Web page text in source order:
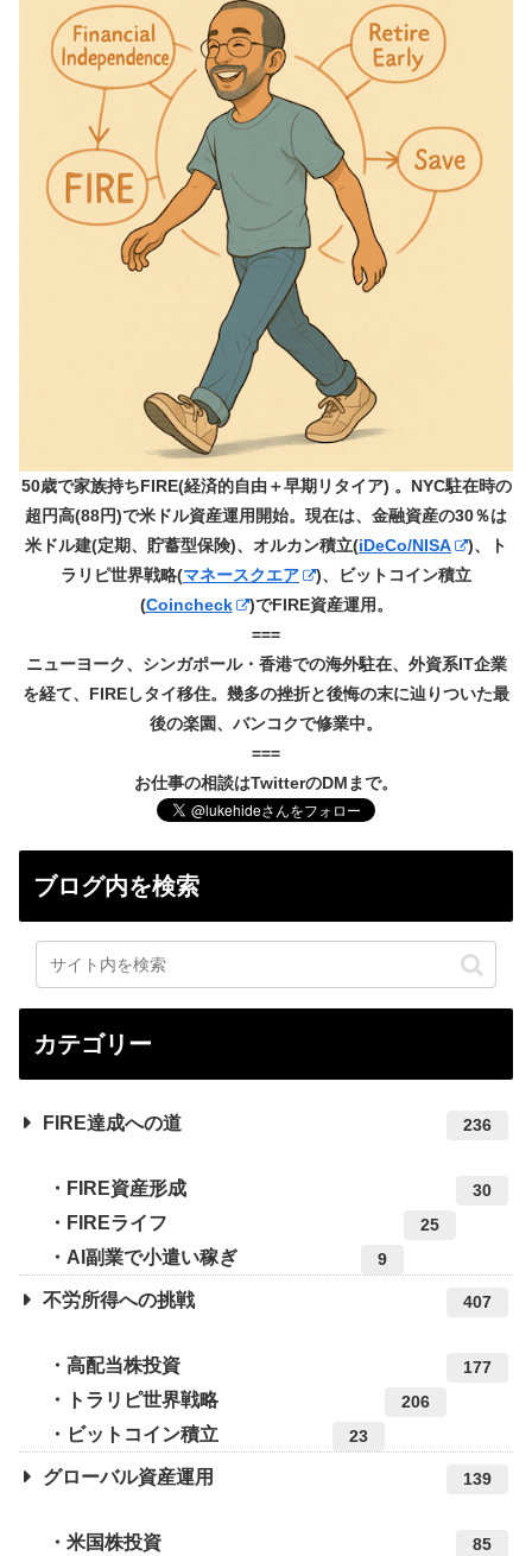
50歳で家族持ちFIRE(経済的自由＋早期リタイア) 。NYC駐在時の
超円高(88円)で米ドル資産運用開始。現在は、金融資産の30％は
米ドル建(定期、貯蓄型保険)、オルカン積立(iDeCo/NISA
)、ト
ラリピ世界戦略(マネースクエア
)、ビットコイン積立
(Coincheck
)でFIRE資産運用。
===
ニューヨーク、シンガポール・香港での海外駐在、外資系IT企業
を経て、FIREしタイ移住。幾多の挫折と後悔の末に辿りついた最
後の楽園、バンコクで修業中。
===
お仕事の相談はTwitterのDMまで。
ブログ内を検索
カテゴリー
FIRE達成への道 236
FIRE資産形成 30
FIREライフ 25
AI副業で小遣い稼ぎ 9
不労所得への挑戦 407
高配当株投資 177
トラリピ世界戦略 206
ビットコイン積立 23
グローバル資産運用 139
米国株投資 85